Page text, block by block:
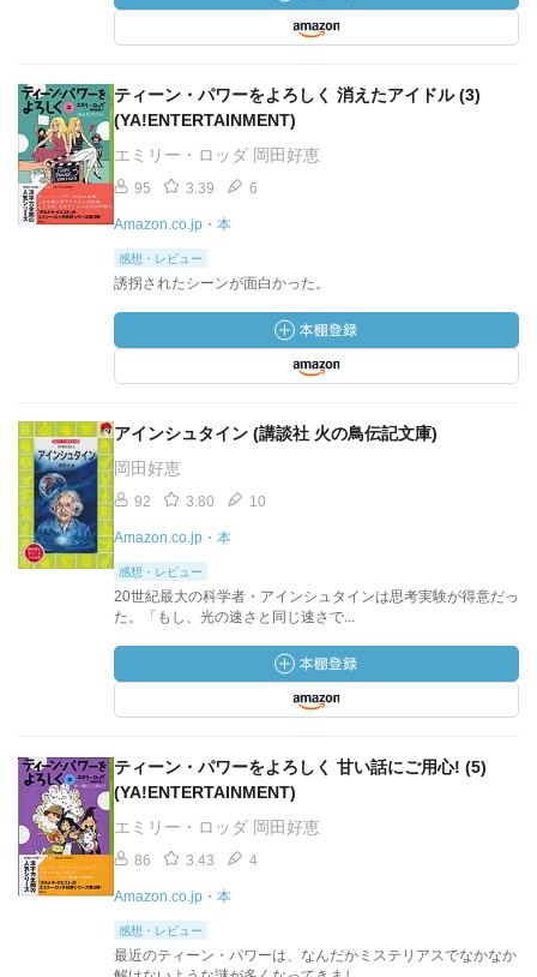
ティーン・パワーをよろしく 消えたアイドル (3)
(YA!ENTERTAINMENT)
エミリー・ロッダ 岡田好恵
95 3.39 6
Amazon.co.jp・本
感想・レビュー
誘拐されたシーンが面白かった。
アインシュタイン (講談社 火の鳥伝記文庫)
岡田好恵
92 3.80 10
Amazon.co.jp・本
感想・レビュー
20世紀最大の科学者・アインシュタインは思考実験が得意だっ
た。「もし、光の速さと同じ速さで...
ティーン・パワーをよろしく 甘い話にご用心! (5)
(YA!ENTERTAINMENT)
エミリー・ロッダ 岡田好恵
86 3.43 4
Amazon.co.jp・本
感想・レビュー
最近のティーン・パワーは、なんだかミステリアスでなかなか